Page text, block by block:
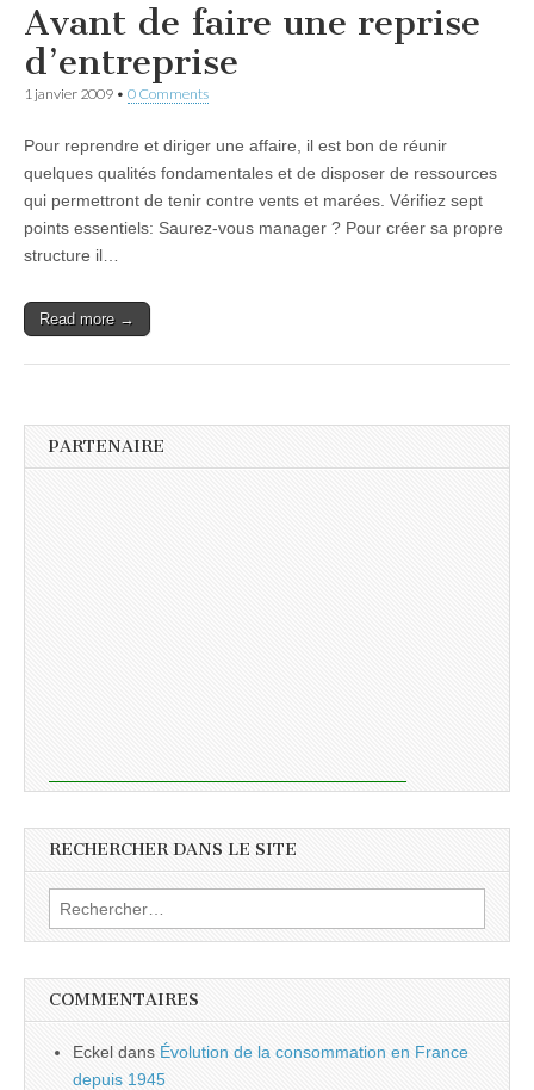
Avant de faire une reprise
d’entreprise
1 janvier 2009 • 0 Comments
Pour reprendre et diriger une affaire, il est bon de réunir
quelques qualités fondamentales et de disposer de ressources
qui permettront de tenir contre vents et marées. Vérifiez sept
points essentiels: Saurez-vous manager ? Pour créer sa propre
structure il…
Read more →
PARTENAIRE
RECHERCHER DANS LE SITE
Rechercher :
COMMENTAIRES
Eckel dans Évolution de la consommation en France
depuis 1945